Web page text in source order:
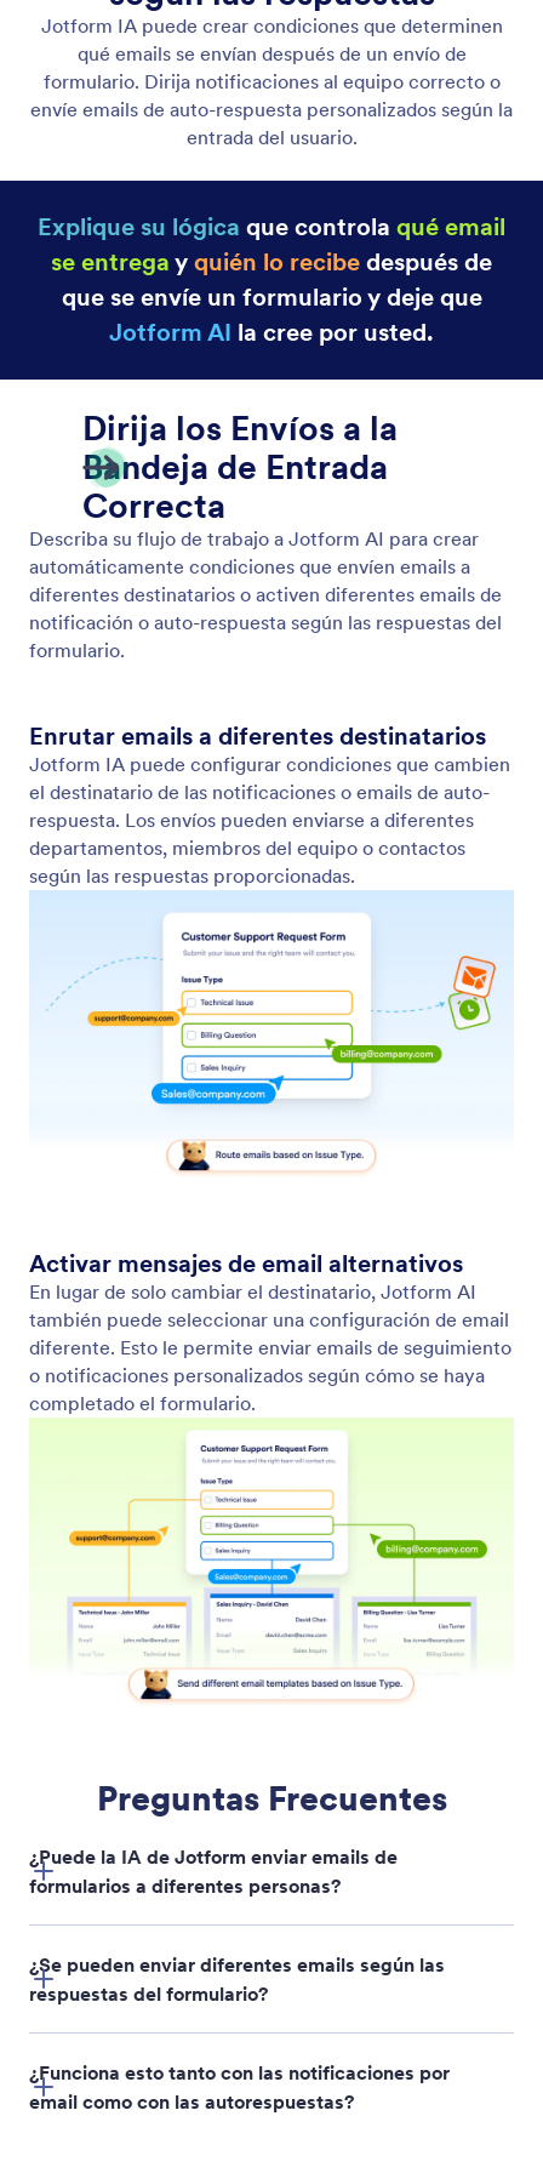
Visibilidad Condicional de Campos
indicaciones simples. Jotform AI transforma sus
dinámica al instante.
Actualizar o calcular campos
Cree condiciones de actualización y cálculo de
campos mediante indicaciones simples. Jotform AI
o realizar cálculos basados en las entradas del
Controlar campos obligatorios y habilitados
Configure las reglas de campos habilitados,
deshabilitados y obligatorios mediante indicaciones
simples. Jotform AI aplica instantáneamente la
condición lógica necesaria.
Navegación Condicional de Páginas
mediante indicaciones simples. Jotform AI puede
omitir automáticamente páginas específicas u